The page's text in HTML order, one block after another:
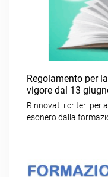
Regolamento per
vigore dal 13
Rinnovati i criteri per
esonero dalla